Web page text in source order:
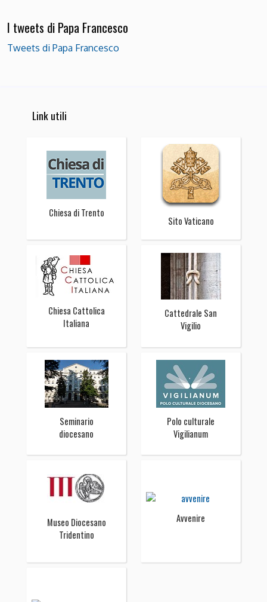
I tweets di Papa Francesco
Tweets di Papa Francesco
Link utili
Chiesa di Trento
Sito Vaticano
Chiesa Cattolica
Italiana
Cattedrale San
Vigilio
Seminario
diocesano
Polo culturale
Vigilianum
Museo Diocesano
Tridentino
Avvenire